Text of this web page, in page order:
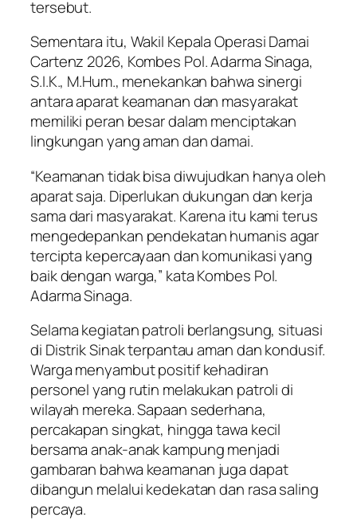
tersebut.
Sementara itu, Wakil Kepala Operasi Damai
Cartenz 2026, Kombes Pol. Adarma Sinaga,
S.I.K., M.Hum., menekankan bahwa sinergi
antara aparat keamanan dan masyarakat
memiliki peran besar dalam menciptakan
lingkungan yang aman dan damai.
“Keamanan tidak bisa diwujudkan hanya oleh
aparat saja. Diperlukan dukungan dan kerja
sama dari masyarakat. Karena itu kami terus
mengedepankan pendekatan humanis agar
tercipta kepercayaan dan komunikasi yang
baik dengan warga,” kata Kombes Pol.
Adarma Sinaga.
Selama kegiatan patroli berlangsung, situasi
di Distrik Sinak terpantau aman dan kondusif.
Warga menyambut positif kehadiran
personel yang rutin melakukan patroli di
wilayah mereka. Sapaan sederhana,
percakapan singkat, hingga tawa kecil
bersama anak-anak kampung menjadi
gambaran bahwa keamanan juga dapat
dibangun melalui kedekatan dan rasa saling
percaya.